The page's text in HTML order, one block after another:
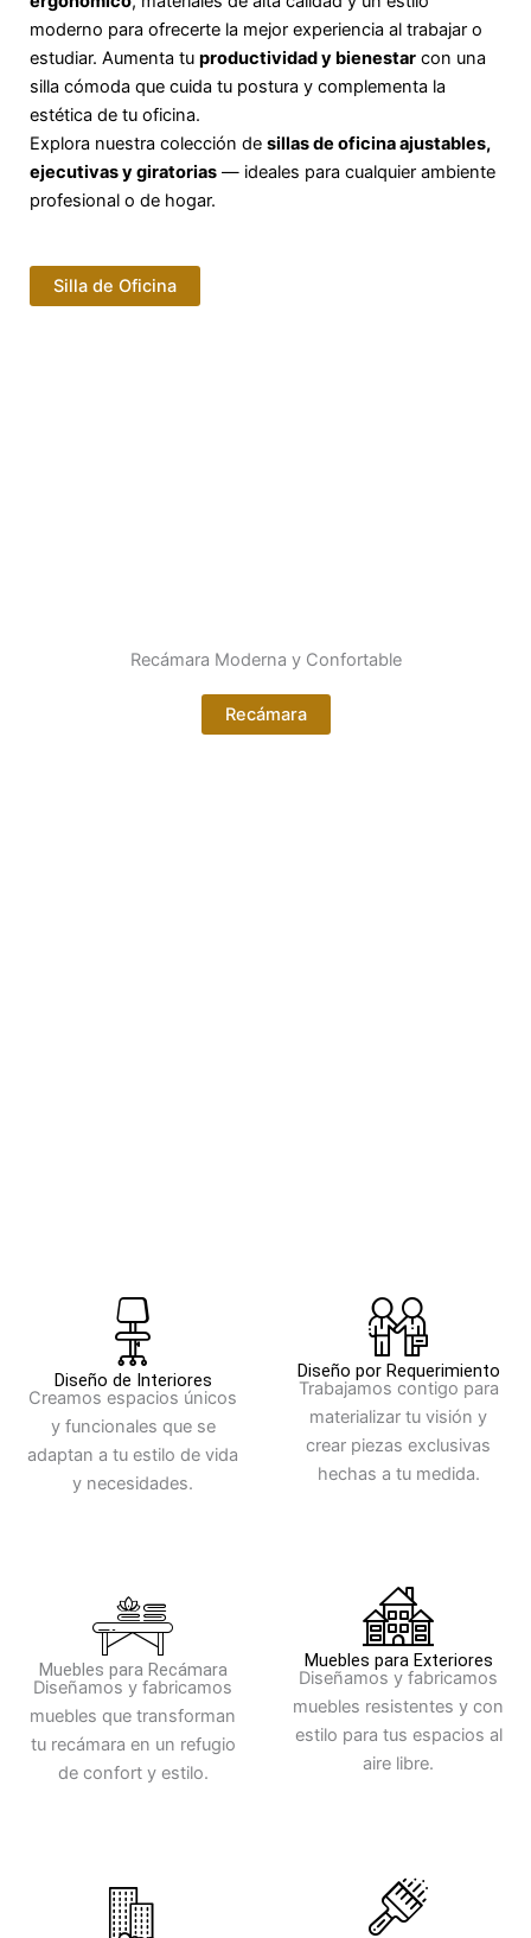
moderno para ofrecerte la mejor experiencia al trabajar o
estudiar. Aumenta tu productividad y bienestar con una
silla cómoda que cuida tu postura y complementa la
estética de tu oficina.
Explora nuestra colección de sillas de oficina ajustables,
ejecutivas y giratorias — ideales para cualquier ambiente
profesional o de hogar.
Silla de Oficina
Recámara Moderna y Confortable
Recámara
Diseño de Interiores
Creamos espacios únicos
y funcionales que se
adaptan a tu estilo de vida
y necesidades.
Muebles para Recámara
Diseñamos y fabricamos
muebles que transforman
tu recámara en un refugio
de confort y estilo.
Diseño por Requerimiento
Trabajamos contigo para
materializar tu visión y
crear piezas exclusivas
hechas a tu medida.
Muebles para Exteriores
Diseñamos y fabricamos
muebles resistentes y con
estilo para tus espacios al
aire libre.